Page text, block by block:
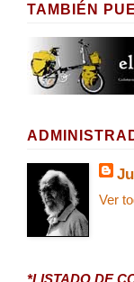
TAMBIÉN
Ver